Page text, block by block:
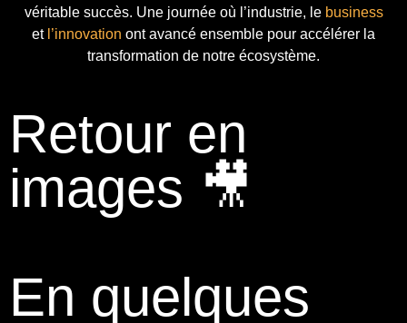
véritable succès. Une journée où l’industrie, le business
et l’innovation ont avancé ensemble pour accélérer la
transformation de notre écosystème.
Retour en
images 🎥
En quelques